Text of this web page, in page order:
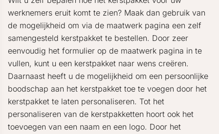
werknemers eruit komt te zien? Maak dan gebruik van
de mogelijkheid om via de maatwerk pagina een zelf
samengesteld kerstpakket te bestellen. Door zeer
eenvoudig het formulier op de maatwerk pagina in te
vullen, kunt u een kerstpakket naar wens creëren.
Daarnaast heeft u de mogelijkheid om een persoonlijke
boodschap aan het kerstpakket toe te voegen door het
kerstpakket te laten personaliseren. Tot het
personaliseren van de kerstpakketten hoort ook het
toevoegen van een naam en een logo. Door het